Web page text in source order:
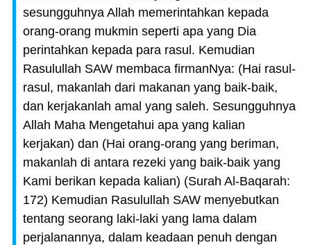
sesungguhnya Allah memerintahkan kepada
orang-orang mukmin seperti apa yang Dia
perintahkan kepada para rasul. Kemudian
Rasulullah SAW membaca firmanNya: (Hai rasul-
rasul, makanlah dari makanan yang baik-baik,
dan kerjakanlah amal yang saleh. Sesungguhnya
Allah Maha Mengetahui apa yang kalian
kerjakan) dan (Hai orang-orang yang beriman,
makanlah di antara rezeki yang baik-baik yang
Kami berikan kepada kalian) (Surah Al-Baqarah:
172) Kemudian Rasulullah SAW menyebutkan
tentang seorang laki-laki yang lama dalam
perjalanannya, dalam keadaan penuh dengan